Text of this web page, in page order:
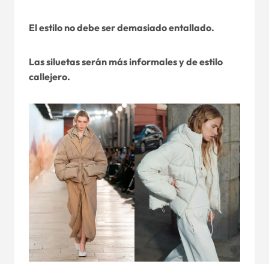
El estilo no debe ser demasiado entallado.
Las siluetas serán más informales y de estilo
callejero.